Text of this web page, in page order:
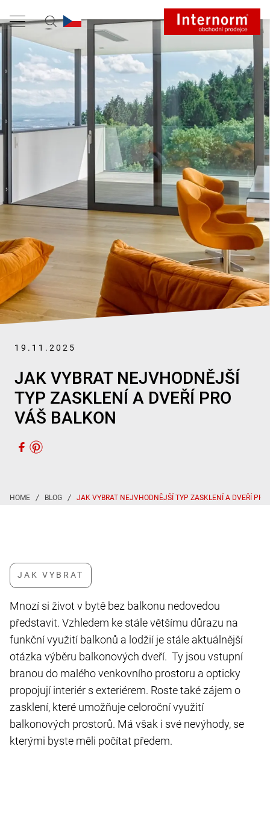
19.11.2025
JAK VYBRAT NEJVHODNĚJŠÍ
TYP ZASKLENÍ A DVEŘÍ PRO
VÁŠ BALKON
JAK VYBRAT NEJVHODNĚJŠÍ TYP ZASKLENÍ A DVEŘÍ PRO
Mnozí si život v bytě bez balkonu nedovedou
představit. Vzhledem ke stále většímu důrazu na
funkční využití balkonů a lodžií je stále aktuálnější
otázka výběru balkonových dveří. Ty jsou vstupní
branou do malého venkovního prostoru a opticky
propojují interiér s exteriérem. Roste také zájem o
zasklení, které umožňuje celoroční využití
balkonových prostorů. Má však i své nevýhody, se
kterými byste měli počítat předem.